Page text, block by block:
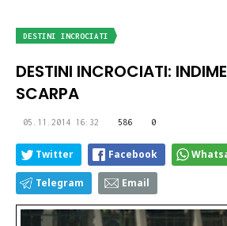
DESTINI INCROCIATI
DESTINI INCROCIATI:
SCARPA
05.11.2014 16:32 586 0
Twitter Facebook
Telegram Email